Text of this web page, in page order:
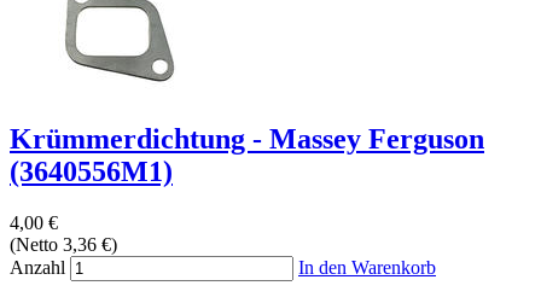
Krümmerdichtung - Massey Ferguson
(3640556M1)
4,00 €
(Netto 3,36 €)
Anzahl
In den Warenkorb